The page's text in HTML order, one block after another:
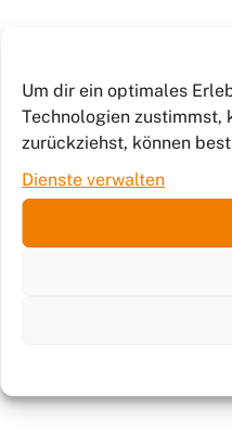
Um dir ein optimales
Technologien zustimmst,
zurückziehst, können
Dienste verwalten